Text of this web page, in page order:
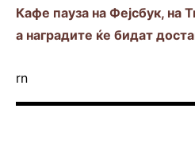
Кафе пауза на Фејсбук, на
а наградите ќе бидат
rn